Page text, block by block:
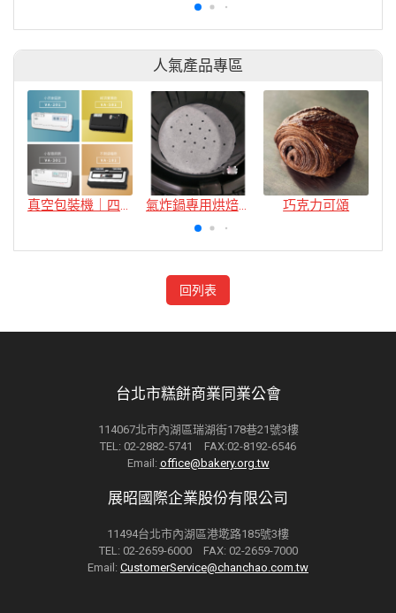
人氣產品專區
真空包裝機｜四款 氣炸鍋專用烘焙紙 巧克力可頌
回列表
台北市糕餅商業同業公會
114067北市內湖區瑞湖街178巷21號3樓
TEL: 02-2882-5741 FAX:02-8192-6546
Email: office@bakery.org.tw
展昭國際企業股份有限公司
11494台北市內湖區港墘路185號3樓
TEL: 02-2659-6000 FAX: 02-2659-7000
Email: CustomerService@chanchao.com.tw